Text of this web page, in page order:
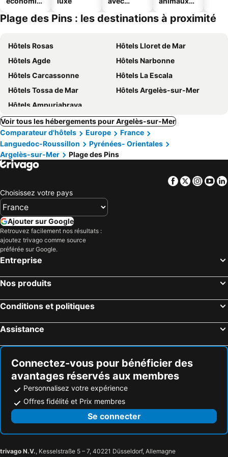
Plage des Pins : les destinations à proximité
Hôtels Rosas
Hôtels Lloret de Mar
Hôtels Agde
Hôtels Narbonne
Hôtels Carcassonne
Hôtels La Escala
Hôtels Tossa de Mar
Hôtels Argelès-sur-Mer
Hôtels Ampuriabrava
Voir tous les hébergements pour Argelès-sur-Mer
Comparateur d'hôtels
Europe
France
Languedoc-Roussillon
Pyrénées- Orientales
Argelès-sur-Mer
Plage des Pins
Facebook
Twitter
Choisissez votre pays
Ajouter sur Google
Retrouvez facilement nos résultats :
ajoutez trivago comme source
préférée sur Google.
Entreprise
Nos produits
Conditions et politiques
Assistance
Connectez-vous pour bénéficier des
avantages réservés aux membres
Personnalisez votre expérience
Offres fidélité et Prix membres
Se connecter
trivago N.V., Kesselstraße 5 – 7, 40221 Düsseldorf, Allemagne